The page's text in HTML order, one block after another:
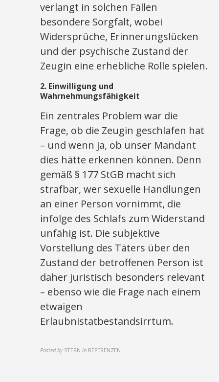
verlangt in solchen Fällen
besondere Sorgfalt, wobei
Widersprüche, Erinnerungslücken
und der psychische Zustand der
Zeugin eine erhebliche Rolle spielen.
2. Einwilligung und
Wahrnehmungsfähigkeit
Ein zentrales Problem war die
Frage, ob die Zeugin geschlafen hat
– und wenn ja, ob unser Mandant
dies hätte erkennen können. Denn
gemäß § 177 StGB macht sich
strafbar, wer sexuelle Handlungen
an einer Person vornimmt, die
infolge des Schlafs zum Widerstand
unfähig ist. Die subjektive
Vorstellung des Täters über den
Zustand der betroffenen Person ist
daher juristisch besonders relevant
– ebenso wie die Frage nach einem
etwaigen
Erlaubnistatbestandsirrtum.
Posted by STERN in REFERENZEN